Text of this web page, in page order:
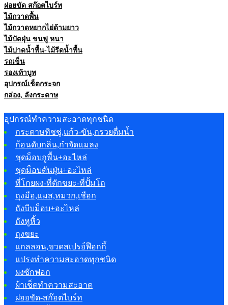
ฝอยขัด สก๊อตไบร์ท
ไม้กวาดพื้น
ไม้กวาดหยากไย่ด้ามยาว
ไม้ปัดฝุ่น ขนฟู หนา
ไม้ปาดน้ำพื้น-ไม้รีดน้ำพื้น
รถเข็น
รองเท้าบูท
อุปกรณ์เช็ดกระจก
กล่อง, ลังกระดาษ
อุปกรณ์ทำความสะอาดทุกชนิด
กระดาษทิชชู่,แก้ว-ขัน,กรวยดื่มน้ำ
ก้อนดับกลิ่น,กำจัดแมลง
ชุดม็อบถูพื้น+อะไหล่
ชุดม็อบดันฝุ่น+อะไหล่
ที่โกยผง-ที่ตักขยะ-ที่ปั้มโถ
ถุงมือ,แมส,หมวก,เชือก
ถังบีบม็อบ+อะไหล่
ถังหูหิ้ว
ถุงขยะ
แกลลอน,ขวดสเปรย์ฟ๊อกกี้
แปรงทำความสะอาดทุกชนิด
ผงซักฟอก
ผ้าเช็ดทำความสะอาด
ฝอยขัด-สก๊อตไบร์ท